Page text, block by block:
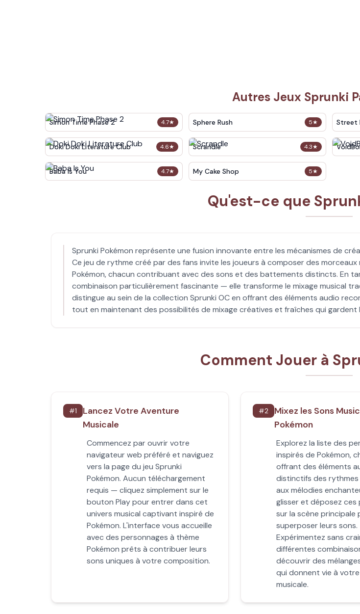
Autres Jeux Sprunki
4.7★
Simon Time Phase 2 5★
Sphere Rush Street
4.6★
Doki Doki Literature Club 4.3★
Scrandle
4.7★
Baba Is You 5★
My Cake Shop
Qu'est-ce que
Sprunki Pokémon représente une fusion innovante entre les mécanismes de
Ce jeu de rythme créé par des fans invite les joueurs à composer des
Pokémon, chacun contribuant avec des sons et des battements distincts. En
combinaison particulièrement fascinante — elle transforme le mixage musical
distingue au sein de la collection Sprunki OC en offrant des éléments audio
tout en maintenant des possibilités de mixage créatives et fraîches qui gardent
Comment Jouer à
#1
Lancez Votre Aventure
Musicale
Commencez par ouvrir votre
navigateur web préféré et naviguez
vers la page du jeu Sprunki
Pokémon. Aucun téléchargement
requis — cliquez simplement sur le
bouton Play pour entrer dans cet
univers musical captivant inspiré de
Pokémon. L'interface vous accueille
avec des personnages à thème
Pokémon prêts à contribuer leurs
sons uniques à votre composition.
#2
Mixez les Sons
Pokémon
Explorez la liste des
inspirés de Pokémon,
offrant des éléments
distinctifs des rythmes
aux mélodies
glisser et déposez ces
sur la scène principale
superposer leurs sons.
Expérimentez sans
différentes
découvrir des
qui donnent vie à
musicale.